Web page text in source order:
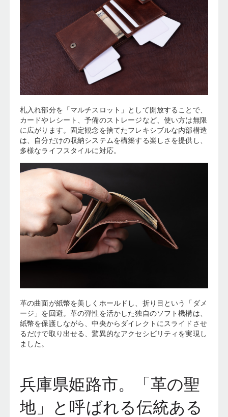
札入れ部分を「マルチスロット」として開放することで、
カードやレシート、予備のストレージなど、使い方は無限
に広がります。固定観念を捨てたフレキシブルな内部構造
は、自分だけの収納システムを構築する楽しさを提供し、
多様なライフスタイルに対応。
革の曲面が紙幣を美しくホールドし、折り目という「ダメ
ージ」を回避。革の弾性を活かした独自のソフト機構は、
紙幣を保護しながら、中央からダイレクトにスライドさせ
るだけで取り出せる、驚異的なアクセシビリティを実現し
ました。
兵庫県姫路市。「革の聖
地」と呼ばれる伝統ある